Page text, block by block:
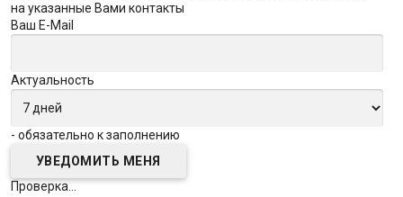
на указанные Вами контакты
Ваш E-Mail
Актуальность
- обязательно к заполнению
Проверка...